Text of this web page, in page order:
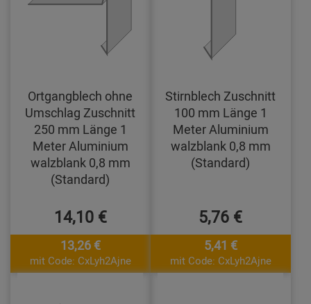
Ortgangblech ohne
Umschlag Zuschnitt
250 mm Länge 1
Meter Aluminium
walzblank 0,8 mm
(Standard)
14,10 €
13,26 €
mit Code: CxLyh2Ajne
Stirnblech Zuschnitt
100 mm Länge 1
Meter Aluminium
walzblank 0,8 mm
(Standard)
5,76 €
5,41 €
mit Code: CxLyh2Ajne